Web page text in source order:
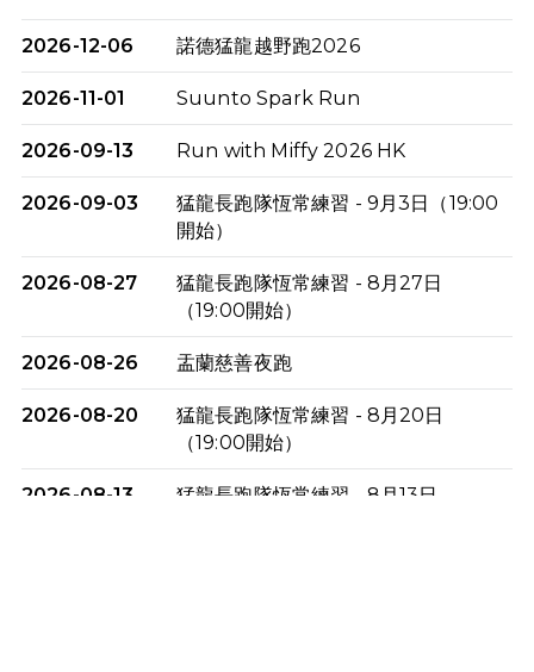
2026-12-06 諾德猛龍越野跑2026
2026-11-01 Suunto Spark Run
2026-09-13 Run with Miffy 2026 HK
2026-09-03
猛龍長跑隊恆常練習 - 9月3日（19:00
開始）
2026-08-27
猛龍長跑隊恆常練習 - 8月27日
（19:00開始）
2026-08-26 盂蘭慈善夜跑
2026-08-20
猛龍長跑隊恆常練習 - 8月20日
（19:00開始）
2026-08-13
猛龍長跑隊恆常練習 - 8月13日